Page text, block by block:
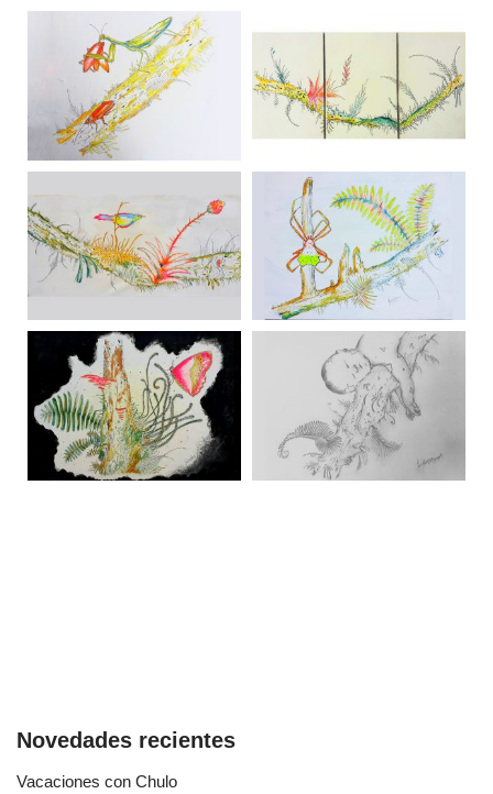
Novedades recientes
Vacaciones con Chulo